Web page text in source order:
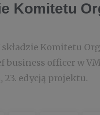
Komitetu
składzie Komitetu
officer w
23. edycją projektu.